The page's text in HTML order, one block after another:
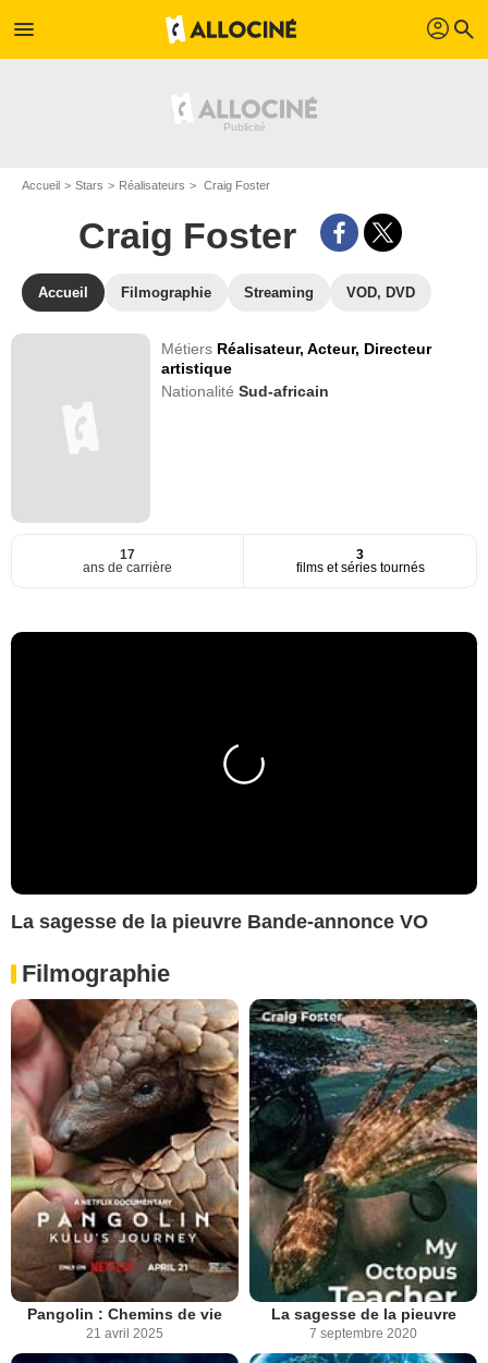
menu profil search
Accueil Stars Réalisateurs Craig Foster
Craig Foster
Accueil Filmographie Streaming VOD, DVD
Métiers Réalisateur,Acteur, Directeur
artistique
NationalitéSud-africain
17
ans de carrière
3
films et séries tournés
La sagesse de la pieuvre Bande-annonce VO
Filmographie
Pangolin : Chemins de vie
21 avril 2025
La sagesse de la pieuvre
7 septembre 2020